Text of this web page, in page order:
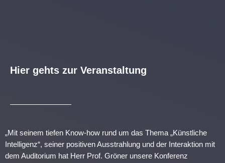
Hier gehts zur Veranstaltung
„Mit seinem tiefen Know-how rund um das Thema „Künstliche
Intelligenz“, seiner positiven Ausstrahlung und der Interaktion mit
dem Auditorium hat Herr Prof. Gröner unsere Konferenz